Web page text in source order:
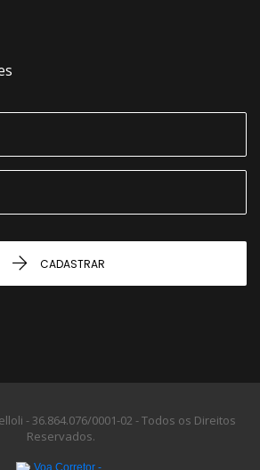
CADASTRAR
-36.864.076/0001-02 -Todos os Direitos
Reservados.